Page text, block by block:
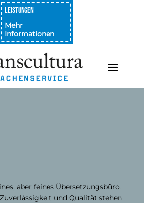
Leistungen
Mehr
Informationen
aber feines Übersetzungsbüro.
und Qualität stehen